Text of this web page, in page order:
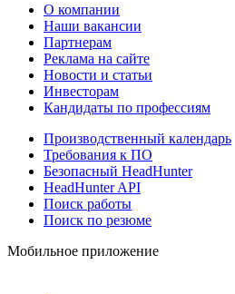
О компании
Наши вакансии
Партнерам
Реклама на сайте
Новости и статьи
Инвесторам
Кандидаты по профессиям
Производственный календарь
Требования к ПО
Безопасный HeadHunter
HeadHunter API
Поиск работы
Поиск по резюме
Мобильное приложение